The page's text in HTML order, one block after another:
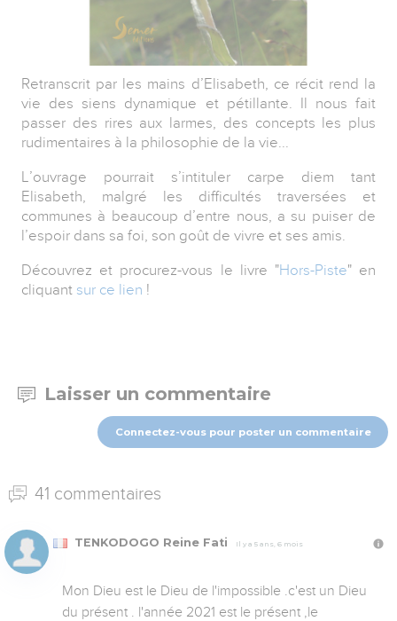
Retranscrit par les mains d’Elisabeth, ce récit rend la
vie des siens dynamique et pétillante. Il nous fait
passer des rires aux larmes, des concepts les plus
rudimentaires à la philosophie de la vie...
L’ouvrage pourrait s’intituler carpe diem tant
Elisabeth, malgré les difficultés traversées et
communes à beaucoup d’entre nous, a su puiser de
l’espoir dans sa foi, son goût de vivre et ses amis.
Découvrez et procurez-vous le livre "Hors-Piste" en
cliquant sur ce lien !
Laisser un commentaire
Connectez-vous pour poster un commentaire
41 commentaires
TENKODOGO Reine Fati Il y a 5 ans, 6 mois
Mon Dieu est le Dieu de l'impossible .c'est un Dieu
du présent . l'année 2021 est le présent ,le